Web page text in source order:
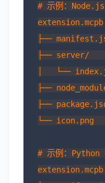
# 示例：
extension.mcpb
├──
├── server/
│   └──
├──
├──
└── icon.png
# 示例：Python